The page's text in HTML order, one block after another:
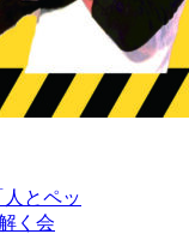
とペッ
く会